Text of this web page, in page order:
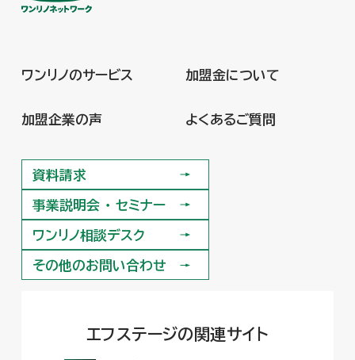
ワンリノのサービス
加盟金について
加盟企業の声
よくあるご質問
資料請求
資料請求
事業説明会 ・ セミナー
事業説明会 ・ セミナー
ワンリノ相談デスク
ワンリノ相談デスク
その他のお問い合わせ
その他のお問い合わせ
エフステージの関連サイト